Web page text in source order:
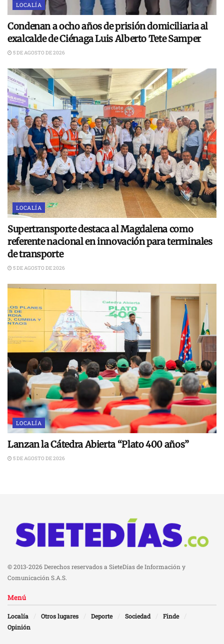
LOCALÍA
Condenan a ocho años de prisión domiciliaria al
exalcalde de Ciénaga Luis Alberto Tete Samper
5 DE AGOSTO DE 2026
LOCALÍA
Supertransporte destaca al Magdalena como
referente nacional en innovación para terminales
de transporte
5 DE AGOSTO DE 2026
LOCALÍA
Lanzan la Cátedra Abierta “Plato 400 años”
5 DE AGOSTO DE 2026
© 2013-2026 Derechos reservados a SieteDías de Información y
Comunicación S.A.S.
Menú
Localía Otros lugares Deporte Sociedad
Finde
Opinión